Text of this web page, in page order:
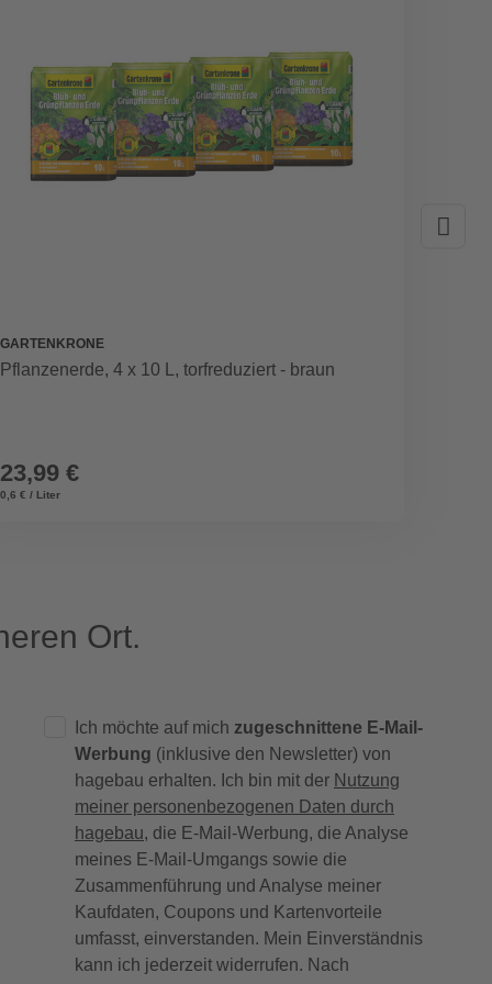
GARTENKRONE
Pflanzenerde, 4 x 10 L, torfreduziert - braun
23,99 €
0,6 € / Liter
Ort.
Ich möchte auf mich zugeschnittene E-Mail-
Werbung (inklusive den Newsletter) von
hagebau erhalten. Ich bin mit der Nutzung
meiner personenbezogenen Daten durch
hagebau, die E-Mail-Werbung, die Analyse
meines E-Mail-Umgangs sowie die
Zusammenführung und Analyse meiner
Kaufdaten, Coupons und Kartenvorteile
umfasst, einverstanden. Mein Einverständnis
kann ich jederzeit widerrufen. Nach